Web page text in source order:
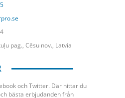
pag., Cēsu nov., Latvia
och Twitter. Där hittar du
bästa erbjudanden från